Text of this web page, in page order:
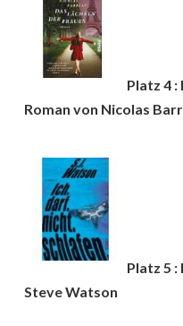
Platz 4 :
Roman von Nicolas
Platz 5 :
Steve Watson